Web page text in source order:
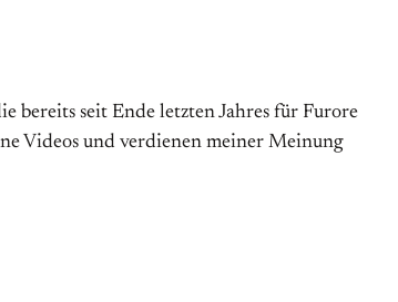
bereits seit Ende letzten Jahres für Furore
Videos und verdienen meiner Meinung